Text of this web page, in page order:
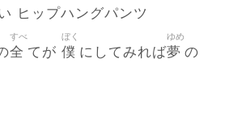
ヒップハングパンツ
全
すべ
てが 僕
ぼく
にしてみれば夢
ゆめ
の